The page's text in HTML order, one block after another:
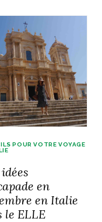
POUR VOTRE VOYAGE
en
en Italie
le ELLE